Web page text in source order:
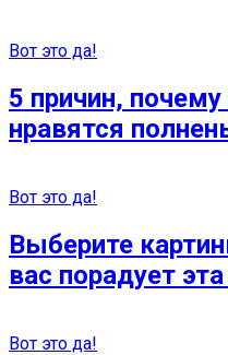
Вот это да!
5 причин,
нравятся
Вот это да!
Выберите
вас порадует
Вот это да!